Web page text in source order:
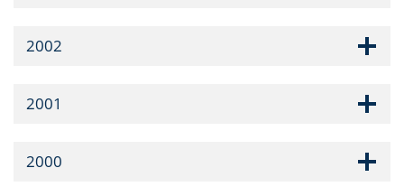
2002
2001
2000